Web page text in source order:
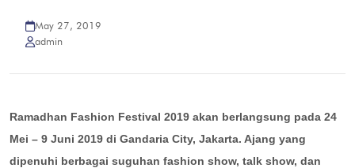
May 27, 2019
admin
Ramadhan Fashion Festival 2019 akan berlangsung pada 24
Mei – 9 Juni 2019 di Gandaria City, Jakarta. Ajang yang
dipenuhi berbagai suguhan fashion show, talk show, dan